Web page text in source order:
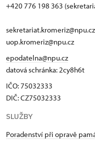
+420 776 198 363
sekretariat.kromeriz@npu.cz
uop.kromeriz@npu.cz
epodatelna@npu.cz
datová schránka: 2cy8h6t​
IČO: 75032333
DIČ: CZ75032333
SLUŽBY
Poradenství při opravě